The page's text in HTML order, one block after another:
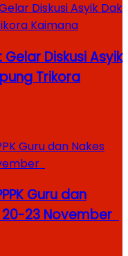
Gelar Diskusi Asyik
Trikora
Guru dan
23 November